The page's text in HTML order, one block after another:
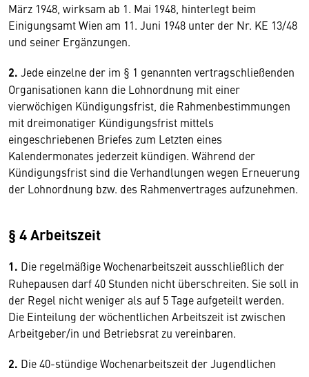
März 1948, wirksam ab 1. Mai 1948, hinterlegt beim
Einigungsamt Wien am 11. Juni 1948 unter der Nr. KE 13/48
und seiner Ergänzungen.
2. Jede einzelne der im § 1 genannten vertragschließenden
Organisationen kann die Lohnordnung mit einer
vierwöchigen Kündigungsfrist, die Rahmenbestimmungen
mit dreimonatiger Kündigungsfrist mittels
eingeschriebenen Briefes zum Letzten eines
Kalendermonates jederzeit kündigen. Während der
Kündigungsfrist sind die Verhandlungen wegen Erneuerung
der Lohnordnung bzw. des Rahmenvertrages aufzunehmen.
§ 4 Arbeitszeit
1. Die regelmäßige Wochenarbeitszeit ausschließlich der
Ruhepausen darf 40 Stunden nicht überschreiten. Sie soll in
der Regel nicht weniger als auf 5 Tage aufgeteilt werden.
Die Einteilung der wöchentlichen Arbeitszeit ist zwischen
Arbeitgeber/in und Betriebsrat zu vereinbaren.
2. Die 40-stündige Wochenarbeitszeit der Jugendlichen